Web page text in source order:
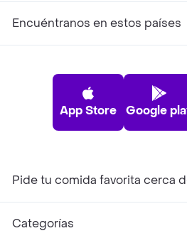
Encuéntranos en estos países
App Store Google
Pide tu comida favorita cerca
Categorías